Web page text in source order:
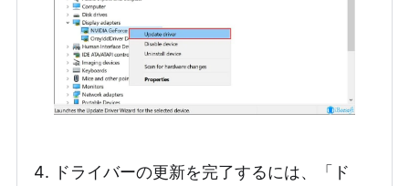
ドライバーの更新を完了するには、「ド